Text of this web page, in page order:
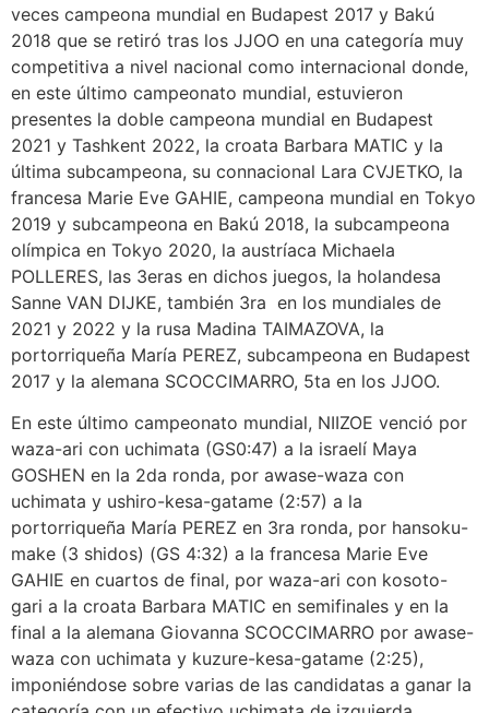
veces campeona mundial en Budapest 2017 y Bakú
2018 que se retiró tras los JJOO en una categoría muy
competitiva a nivel nacional como internacional donde,
en este último campeonato mundial, estuvieron
presentes la doble campeona mundial en Budapest
2021 y Tashkent 2022, la croata Barbara MATIC y la
última subcampeona, su connacional Lara CVJETKO, la
francesa Marie Eve GAHIE, campeona mundial en Tokyo
2019 y subcampeona en Bakú 2018, la subcampeona
olímpica en Tokyo 2020, la austríaca Michaela
POLLERES, las 3eras en dichos juegos, la holandesa
Sanne VAN DIJKE, también 3ra en los mundiales de
2021 y 2022 y la rusa Madina TAIMAZOVA, la
portorriqueña María PEREZ, subcampeona en Budapest
2017 y la alemana SCOCCIMARRO, 5ta en los JJOO.
En este último campeonato mundial, NIIZOE venció por
waza-ari con uchimata (GS0:47) a la israelí Maya
GOSHEN en la 2da ronda, por awase-waza con
uchimata y ushiro-kesa-gatame (2:57) a la
portorriqueña María PEREZ en 3ra ronda, por hansoku-
make (3 shidos) (GS 4:32) a la francesa Marie Eve
GAHIE en cuartos de final, por waza-ari con kosoto-
gari a la croata Barbara MATIC en semifinales y en la
final a la alemana Giovanna SCOCCIMARRO por awase-
waza con uchimata y kuzure-kesa-gatame (2:25),
imponiéndose sobre varias de las candidatas a ganar la